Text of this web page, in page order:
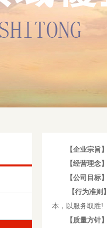
【企业宗旨】
【经营理念】
【公司目标】
【行为准则】
本，以服务取胜!
【质量方针】